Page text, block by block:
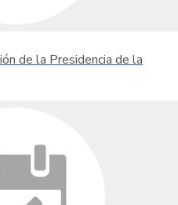
de la Presidencia de la